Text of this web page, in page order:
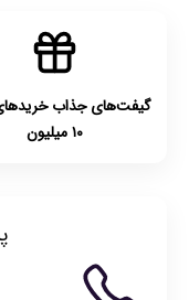
گیفت‌های جذاب
۱۰ میلیون